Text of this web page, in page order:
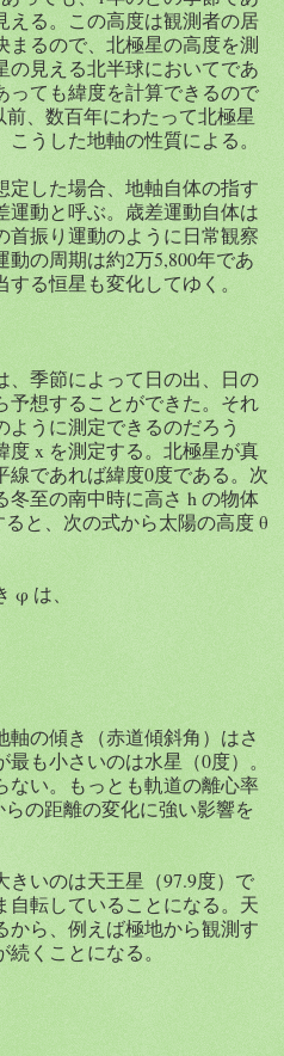
える。この高度は観測者の居
まるので、北極星の高度を測
の見える北半球においてであ
っても緯度を計算できるので
、数百年にわたって北極星
うした地軸の性質による。
定した場合、地軸自体の指す
運動と呼ぶ。歳差運動自体は
首振り運動のように日常観察
の周期は約2万5,800年であ
る恒星も変化してゆく。
、季節によって日の出、日の
予想することができた。それ
うに測定できるのだろう
度 x を測定する。北極星が真
線であれば緯度0度である。次
冬至の南中時に高さ h の物体
と、次の式から太陽の高度 θ
φ は、
の傾き（赤道傾斜角）はさ
も小さいのは水星（0度）。
ない。もっとも軌道の離心率
の距離の変化に強い影響を
いのは天王星（97.9度）で
自転していることになる。天
から、例えば極地から観測す
くことになる。